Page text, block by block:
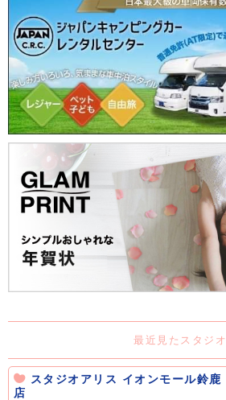
最近見たスタジオ
スタジオアリス イオンモール鈴鹿
店